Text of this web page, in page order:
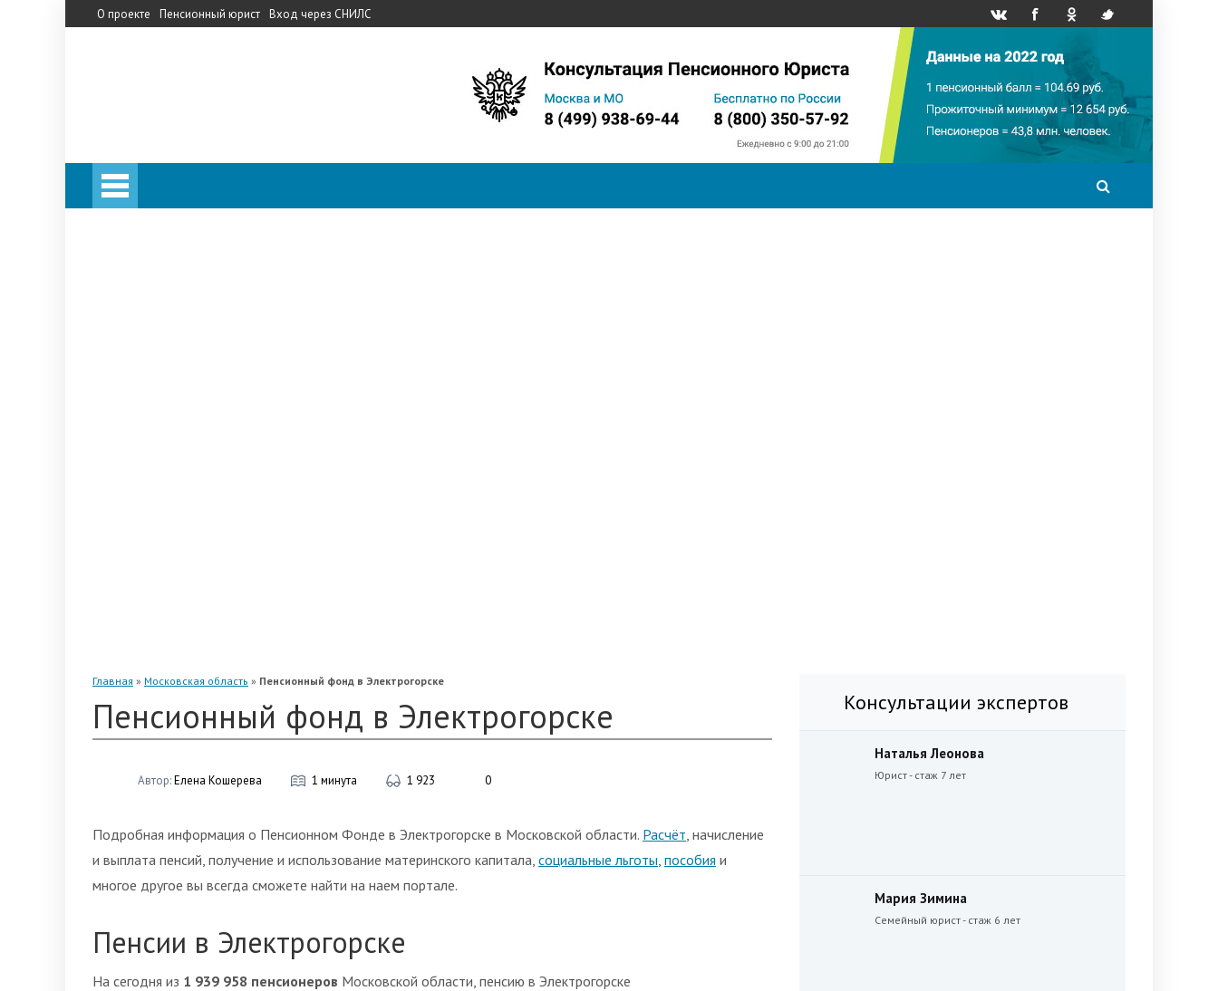
О проекте Пенсионный юрист Вход через СНИЛС
Главная » Московская область » Пенсионный фонд в Электрогорске
Пенсионный фонд в Электрогорске
Автор:Елена Кошерева 1 минута 1 923 0
Подробная информация о Пенсионном Фонде в Электрогорске в Московской области. Расчёт, начисление
и выплата пенсий, получение и использование материнского капитала, социальные льготы, пособия и
многое другое вы всегда сможете найти на наем портале.
Пенсии в Электрогорске
На сегодня из 1 939 958 пенсионеров Московской области, пенсию в Электрогорске
Консультации экспертов
Наталья Леонова
Юрист - стаж 7 лет
Мария Зимина
Семейный юрист - стаж 6 лет